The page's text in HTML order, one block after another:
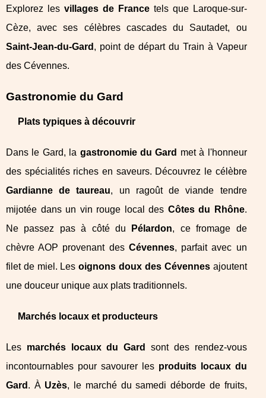
Explorez les villages de Francetels que Laroque-sur-
Cèze, avec ses célèbres cascades du Sautadet, ou
Saint-Jean-du-Gard , point de départ du Train à Vapeur
des Cévennes.
Gastronomie du Gard
Plats typiques à découvrir
Dans le Gard, la gastronomie du Gard met à l'honneur
des spécialités riches en saveurs. Découvrez le célèbre
Gardianne de taureau, un ragoût de viande tendre
mijotée dans un vin rouge local des Côtes du Rhône.
Ne passez pas à côté du
Pélardon, ce fromage de
chèvre AOP provenant des Cévennes, parfait avec un
filet de miel. Lesoignons doux des Cévennesajoutent
une douceur unique aux plats traditionnels.
Marchés locaux et producteurs
Les marchés locaux du Gard
sont des rendez-vous
incontournables pour savourer les produits locaux du
Gard . À Uzès, le marché du samedi déborde de fruits,